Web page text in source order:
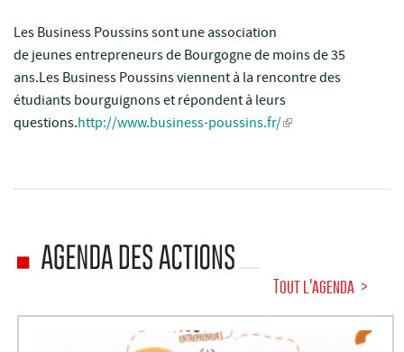
Les Business Poussins sont une association
de jeunes entrepreneurs de Bourgogne de moins de 35
ans.Les Business Poussins viennent à la rencontre des
étudiants bourguignons et répondent à leurs
questions.http://www.business-poussins.fr/
Tout l'agenda